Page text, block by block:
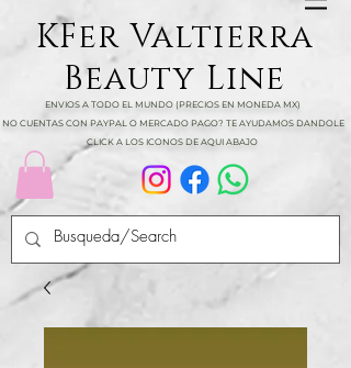
KFer Valtierra
Beauty Line
ENVIOS A TODO EL MUNDO (PRECIOS EN MONEDA MX)
NO CUENTAS CON PAYPAL O MERCADO PAGO? TE AYUDAMOS DANDOLE
CLICK A LOS ICONOS DE AQUI ABAJO